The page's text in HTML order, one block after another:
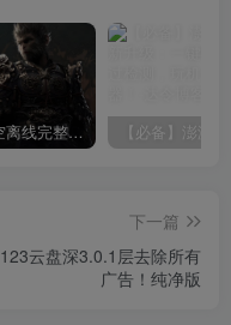
黑神话悟空离线完整版+修改器
下一篇
123云盘深3.0.1层去除所有
广告！纯净版